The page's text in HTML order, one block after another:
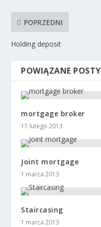
POPRZEDNI
Holding deposit
POWIĄZANE POSTY
mortgage broker
11 lutego 2013
Joint mortgage
1 marca 2013
Staircasing
1 marca 2013